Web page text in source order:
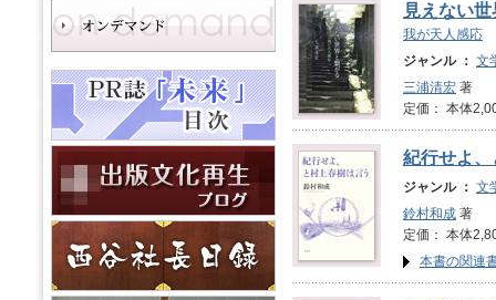
見えない
我が天人感応
ジャンル ： 文
三浦清宏 著
定価： 本体
紀行せよ
ジャンル ： 文
鈴村和成 著
定価： 本体
本書の関連